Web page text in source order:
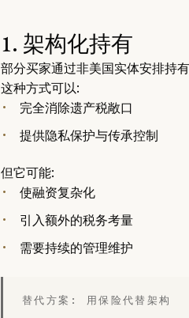
1. 架构化持有
部分买家通过非美国实体安排持
这种方式可以:
完全消除遗产税敞口
提供隐私保护与传承控制
但它可能:
使融资复杂化
引入额外的税务考量
需要持续的管理维护
替代方案: 用保险代替架构